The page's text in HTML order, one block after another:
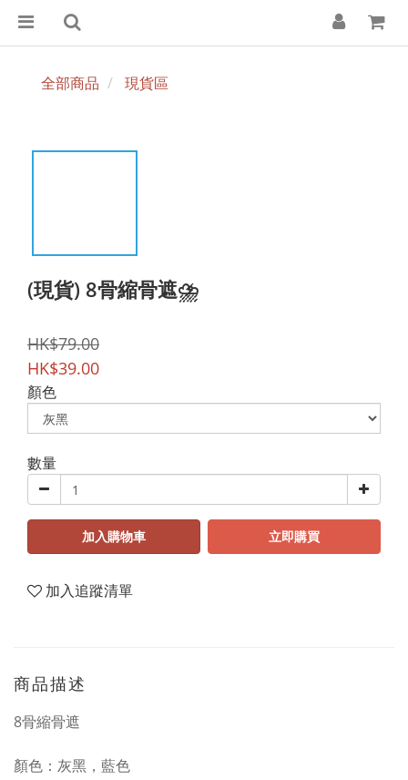
全部商品 現貨區
(現貨) 8骨縮骨遮⛈️
HK$79.00
HK$39.00
顏色
數量
加入購物車 立即購買
加入追蹤清單
商品描述
8骨縮骨遮
顏色：灰黑，藍色